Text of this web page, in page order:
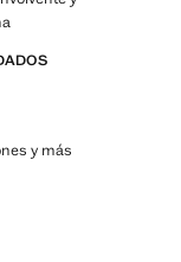
y más